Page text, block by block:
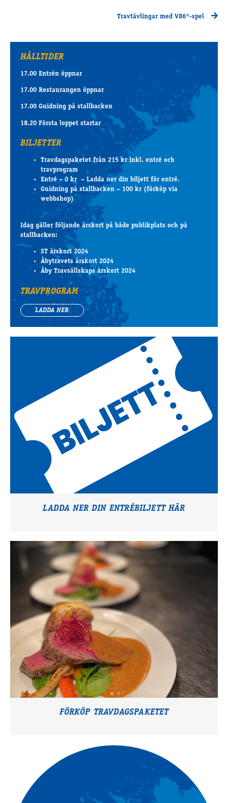
Travtävlingar med V86®-spel
HÅLLTIDER
17.00 Entrén öppnar
17.00 Restaurangen öppnar
17.00 Guidning på stallbacken
18.20 Första loppet startar
BILJETTER
Travdagspaketet från 215 kr inkl. entré och
travprogram
Entré – 0 kr – Ladda ner din biljett för entré.
Guidning på stallbacken – 100 kr (förköp via
webbshop)
Idag gäller följande årskort på både publikplats och på
stallbacken:
ST årskort 2024
Åbytravets årskort 2024
Åby Travsällskaps årskort 2024
TRAVPROGRAM
LADDA NER
LADDA NER DIN ENTRÉBILJETT HÄR
FÖRKÖP TRAVDAGSPAKETET